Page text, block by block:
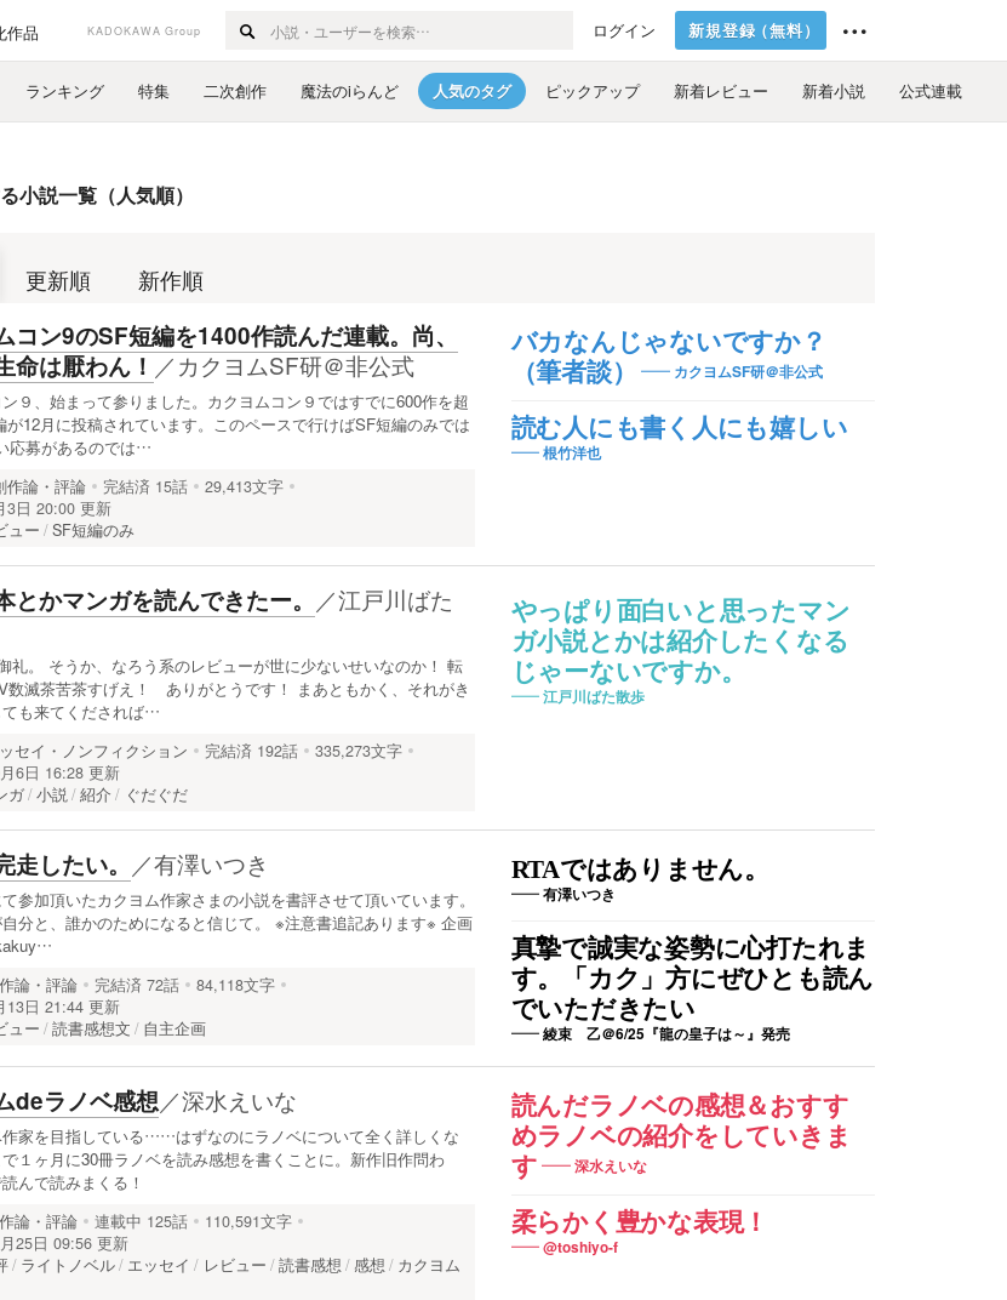
作品 KADOKAWA Group ログイン 新規登録（無料）
ランキング 特集 二次創作 魔法のiらんど 人気のタグ ピックアップ 新着レビュー 新着小説 公式連載
小説一覧（人気順）
更新順 新作順
バカなんじゃないですか？
（筆者談）
カクヨムSF研＠非公式
読む人にも書く人にも嬉しい
根竹洋也
コン9のSF短編を1400作読んだ連載。尚、
命は厭わん！ ／カクヨムSF研＠非公式
９、始まって参りました。カクヨムコン９ではすでに600作を超
が12月に投稿されています。このペースで行けばSF短編のみでは
応募があるのでは…
作論・評論 完結済 15話
29,413文字
3日 20:00 更新
ュー SF短編のみ
やっぱり面白いと思ったマン
ガ小説とかは紹介したくなる
じゃーないですか。
江戸川ばた散歩
とかマンガを読んできたー。 ／江戸川ばた
礼。 そうか、なろう系のレビューが世に少ないせいなのか！ 転
数滅茶苦茶すげえ！ ありがとうです！ まあともかく、それがき
ても来てくだされば…
セイ・ノンフィクション 完結済 192話
335,273文字
6日 16:28 更新
ガ 小説 紹介 ぐだぐだ
RTAではありません。
有澤いつき
真摯で誠実な姿勢に心打たれま
す。「カク」方にぜひとも読ん
でいただきたい
綾束 乙＠6/25『龍の皇子は～』発売
走したい。 ／有澤いつき
参加頂いたカクヨム作家さまの小説を書評させて頂いています。
分と、誰かのためになると信じて。 ※注意書追記あります※ 企画
論・評論 完結済 72話
84,118文字
13日 21:44 更新
ュー 読書感想文 自主企画
読んだラノベの感想＆おすす
めラノベの紹介をしていきま
す
深水えいな
柔らかく豊かな表現！
@toshiyo-f
deラノベ感想／深水えいな
家を目指している……はずなのにラノベについて全く詳しくな
１ヶ月に30冊ラノベを読み感想を書くことに。新作旧作問わ
んで読みまくる！
論・評論 連載中 125話
110,591文字
25日 09:56 更新
ライトノベル エッセイ レビュー 読書感想 感想
カクヨム